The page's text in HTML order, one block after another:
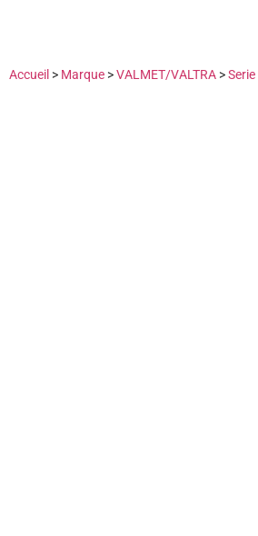
Accueil > Marque >VALMET/VALTRA >Serie